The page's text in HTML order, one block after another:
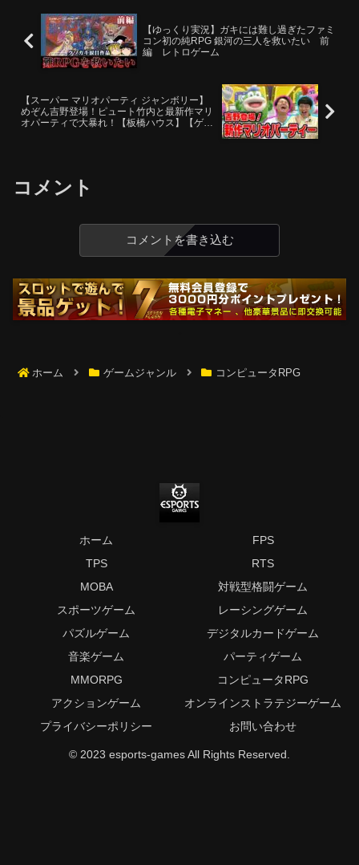
【ゆっくり実況】ガキには難し過ぎたファミ
コン初の純RPG 銀河の三人を救いたい 前
編 レトロゲーム
【スーパー マリオパーティ ジャンボリー】
めぞん吉野登場！ピュート竹内と最新作マリ
オパーティで大暴れ！【板橋ハウス】【ゲー
コメント
コメントを書き込む
ホーム ゲームジャンル コンピュータRPG
ホーム
FPS
TPS
RTS
MOBA
対戦型格闘ゲーム
スポーツゲーム
レーシングゲーム
パズルゲーム
デジタルカードゲーム
音楽ゲーム
パーティゲーム
MMORPG
コンピュータRPG
アクションゲーム
オンラインストラテジーゲーム
プライバシーポリシー
お問い合わせ
© 2023 esports-games All Rights Reserved.